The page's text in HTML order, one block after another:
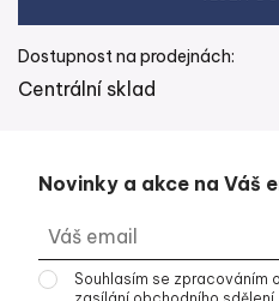
Dostupnost na prodejnách:
Centrální sklad
Novinky a akce na Váš
Souhlasím se zpracováním